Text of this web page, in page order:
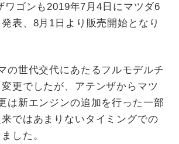
ワゴンも2019年7月4日にマツダ6
表、8月1日より販売開始となり
の世代交代にあたるフルモデルチ
更でしたが、アテンザからマツ
は新エンジンの追加を行った一部
ではあまりないタイミングでの
した。